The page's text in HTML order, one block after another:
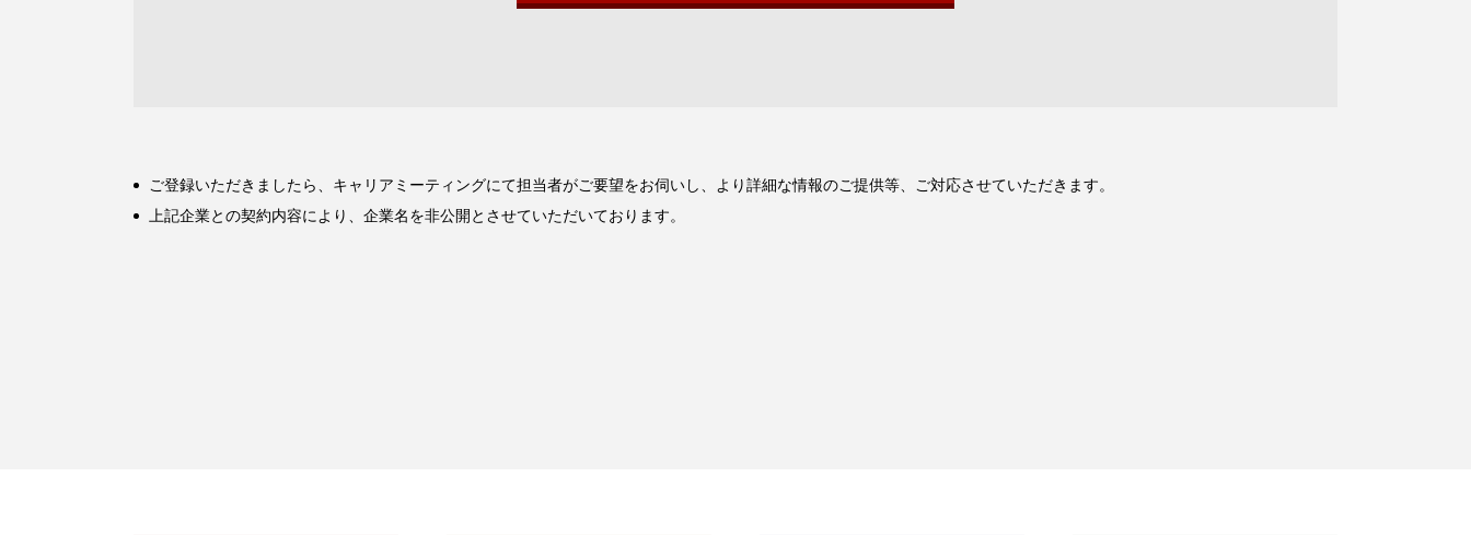
ご登録いただきましたら、キャリアミーティングにて担当者がご要望をお伺いし、より詳細な情報のご提供等、ご対応させていただきます。
上記企業との契約内容により、企業名を非公開とさせていただいております。